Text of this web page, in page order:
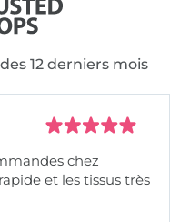
12 derniers mois
chez
et les tissus très